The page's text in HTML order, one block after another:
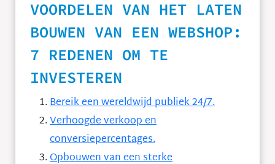
VOORDELEN VAN HET LATEN
BOUWEN VAN EEN WEBSHOP:
7 REDENEN OM TE
INVESTEREN
Bereik een wereldwijd publiek 24/7.
Verhoogde verkoop en
conversiepercentages.
Opbouwen van een sterke